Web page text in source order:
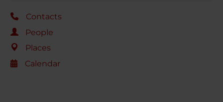
Contacts
People
Places
Calendar